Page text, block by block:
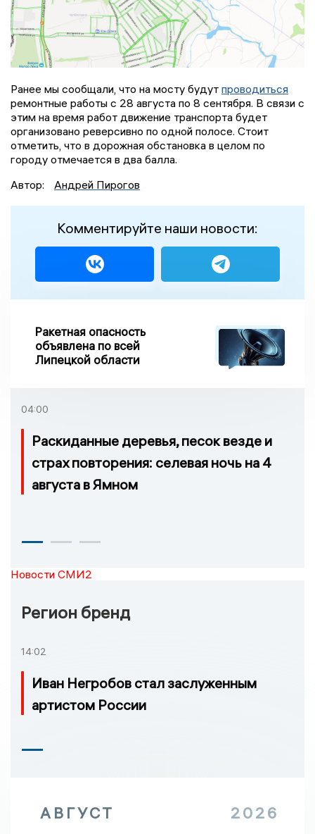
Ранее мы сообщали, что на мосту будут проводиться
ремонтные работы с 28 августа по 8 сентября. В связи с
этим на время работ движение транспорта будет
организовано реверсивно по одной полосе. Стоит
отметить, что в дорожная обстановка в целом по
городу отмечается в два балла.
Автор:
Андрей Пирогов
Комментируйте наши новости:
Ракетная опасность
объявлена по всей
Липецкой области
04:00
Раскиданные деревья, песок везде и
страх повторения: селевая ночь на 4
августа в Ямном
Новости СМИ2
Регион бренд
14:02
Иван Негробов стал заслуженным
артистом России
АВГУСТ 2026